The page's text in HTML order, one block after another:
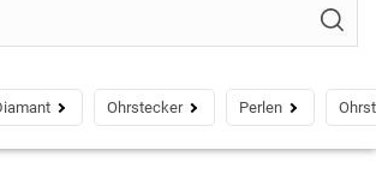
Ohrstecker Perlen